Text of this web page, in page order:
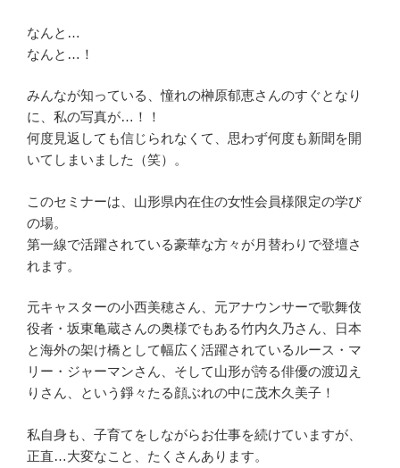
なんと…
なんと…！
みんなが知っている、憧れの榊原郁恵さんのすぐとなり
に、私の写真が…！！
何度見返しても信じられなくて、思わず何度も新聞を開
いてしまいました（笑）。
このセミナーは、山形県内在住の女性会員様限定の学び
の場。
第一線で活躍されている豪華な方々が月替わりで登壇さ
れます。
元キャスターの小西美穂さん、元アナウンサーで歌舞伎
役者・坂東亀蔵さんの奥様でもある竹内久乃さん、日本
と海外の架け橋として幅広く活躍されているルース・マ
リー・ジャーマンさん、そして山形が誇る俳優の渡辺え
りさん、という錚々たる顔ぶれの中に茂木久美子！
私自身も、子育てをしながらお仕事を続けていますが、
正直…大変なこと、たくさんあります。